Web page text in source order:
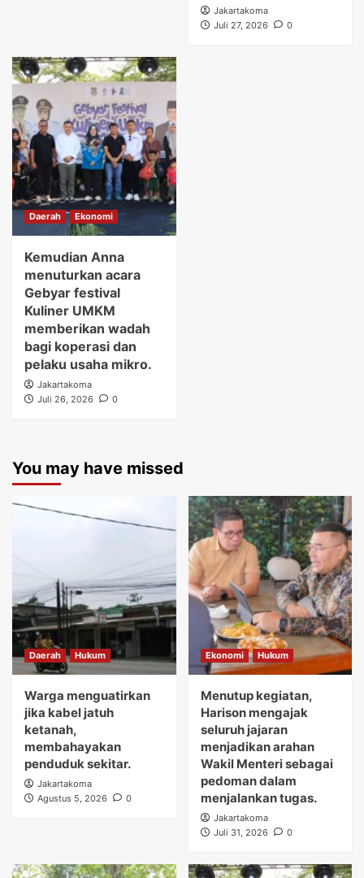
Jakartakoma
Juli 27, 2026
0
Daerah Ekonomi
Kemudian Anna
menuturkan acara
Gebyar festival
Kuliner UMKM
memberikan wadah
bagi koperasi dan
pelaku usaha mikro.
Jakartakoma
Juli 26, 2026
0
You may have missed
Daerah Hukum
Warga menguatirkan
jika kabel jatuh
ketanah,
membahayakan
penduduk sekitar.
Jakartakoma
Agustus 5, 2026
0
Ekonomi Hukum
Menutup kegiatan,
Harison mengajak
seluruh jajaran
menjadikan arahan
Wakil Menteri sebagai
pedoman dalam
menjalankan tugas.
Jakartakoma
Juli 31, 2026
0